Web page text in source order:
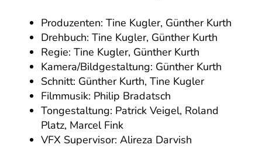
Produzenten: Tine Kugler, Günther Kurth
Drehbuch: Tine Kugler, Günther Kurth
Regie: Tine Kugler, Günther Kurth
Kamera/Bildgestaltung: Günther Kurth
Schnitt: Günther Kurth, Tine Kugler
Filmmusik: Philip Bradatsch
Tongestaltung: Patrick Veigel, Roland
Platz, Marcel Fink
VFX Supervisor: Alireza Darvish